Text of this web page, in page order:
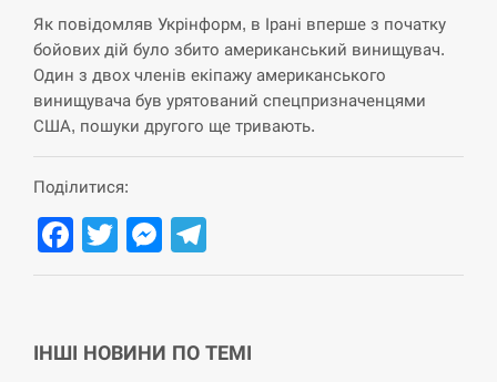
СЕРПЕНЬ
В Москве пожаловались на “кратный рост” атак
дронов Украины
СЕРПЕНЬ
13:40
виявили дрон, ймовірно, з…
СЕРПЕНЬ
13:23
ответили, как отреагируют на…
Як повідомляв Укрінформ, в Ірані вперше з початку
бойових дій було збито американський винищувач.
Один з двох членів екіпажу американського
винищувача був урятований спецпризначенцями
США, пошуки другого ще тривають.
Поділитися:
Facebook
TwitterMessenger
ІНШІ НОВИНИ ПО ТЕМІ